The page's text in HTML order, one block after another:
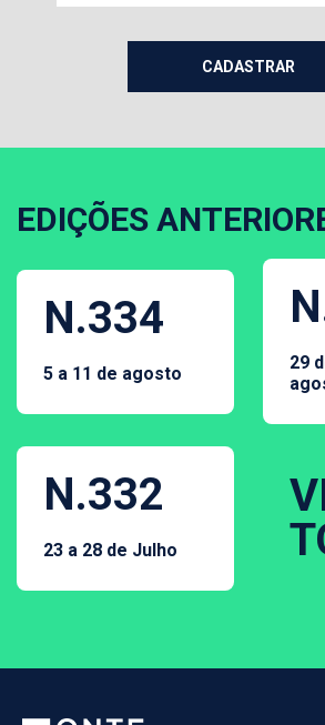
EDIÇÕES
N.334
5 a 11 de agosto
29
N.332
23 a 28 de Julho